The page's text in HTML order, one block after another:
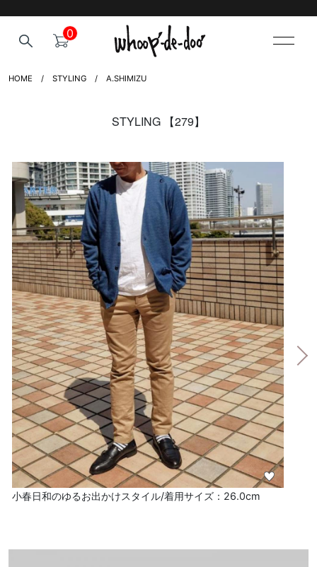
0
HOME STYLING A.SHIMIZU
STYLING 【279】
小春日和のゆるお出かけスタイル/着用サイズ：26.0cm